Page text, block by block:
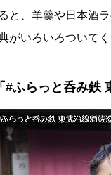
と、羊羹や日本酒
がいろいろついてく
#ふらっと呑み鉄